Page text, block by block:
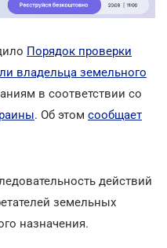
Порядок проверки
владельца земельного
в соответствии со
. Об этом сообщает
действий
земельных
назначения.